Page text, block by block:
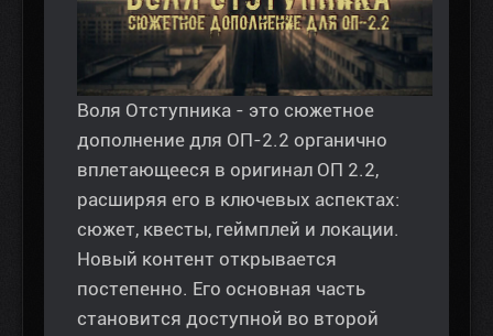
Воля Отступника - это сюжетное
дополнение для ОП-2.2 органично
вплетающееся в оригинал ОП 2.2,
расширяя его в ключевых аспектах:
сюжет, квесты, геймплей и локации.
Новый контент открывается
постепенно. Его основная часть
становится доступной во второй